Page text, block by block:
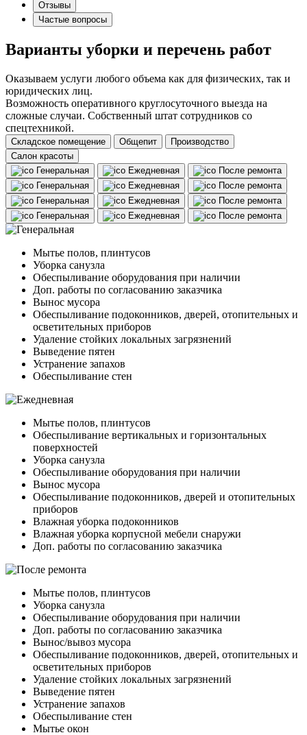
Отзывы
Частые вопросы
Варианты уборки и перечень работ
Оказываем услуги любого объема как для физических, так и
юридических лиц.
Возможность оперативного круглосуточного выезда на
сложные случаи. Собственный штат сотрудников со
спецтехникой.
Складское помещение Общепит
Производство
Салон красоты
Генеральная
Ежедневная
После ремонта
Генеральная
Ежедневная
После ремонта
Генеральная
Ежедневная
После ремонта
Генеральная
Ежедневная После ремонта
Мытье полов, плинтусов
Уборка санузла
Обеспыливание оборудования при наличии
Доп. работы по согласованию заказчика
Вынос мусора
Обеспыливание подоконников, дверей, отопительных и
осветительных приборов
Удаление стойких локальных загрязнений
Выведение пятен
Устранение запахов
Обеспыливание стен
Мытье полов, плинтусов
Обеспыливание вертикальных и горизонтальных
поверхностей
Уборка санузла
Обеспыливание оборудования при наличии
Вынос мусора
Обеспыливание подоконников, дверей и отопительных
приборов
Влажная уборка подоконников
Влажная уборка корпусной мебели снаружи
Доп. работы по согласованию заказчика
Мытье полов, плинтусов
Уборка санузла
Обеспыливание оборудования при наличии
Доп. работы по согласованию заказчика
Вынос/вывоз мусора
Обеспыливание подоконников, дверей, отопительных и
осветительных приборов
Удаление стойких локальных загрязнений
Выведение пятен
Устранение запахов
Обеспыливание стен
Мытье окон